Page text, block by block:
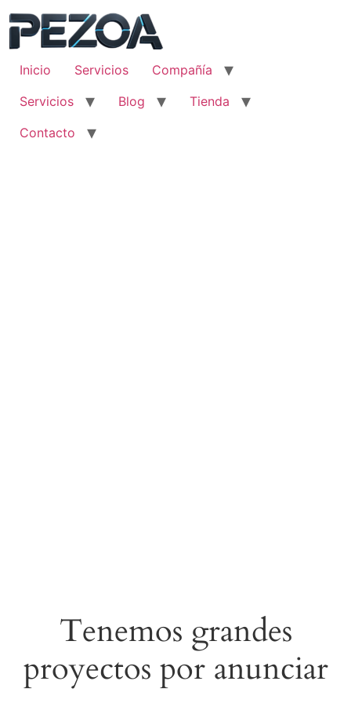
contenido
Inicio
Servicios
Compañía
Servicios
Blog
Tienda
Contacto
Tenemos grandes
proyectos por anunciar